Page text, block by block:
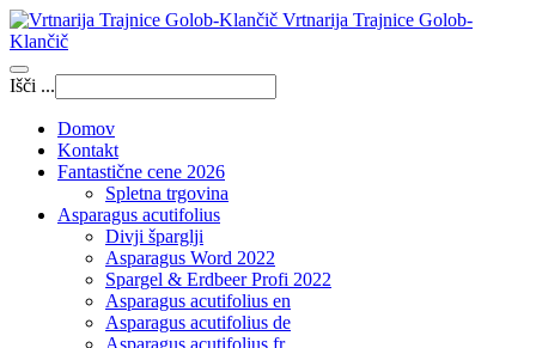
Vrtnarija Trajnice Golob-
Klančič
Išči ...
Domov
Kontakt
Fantastične cene 2026
Spletna trgovina
Asparagus acutifolius
Divji šparglji
Asparagus Word 2022
Spargel & Erdbeer Profi 2022
Asparagus acutifolius en
Asparagus acutifolius de
Asparagus acutifolius fr